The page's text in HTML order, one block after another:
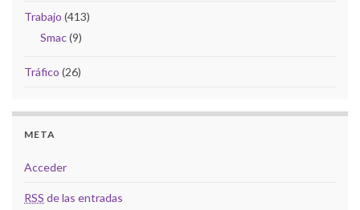
Trabajo (413)
Smac(9)
Tráfico (26)
META
Acceder
RSS de las entradas